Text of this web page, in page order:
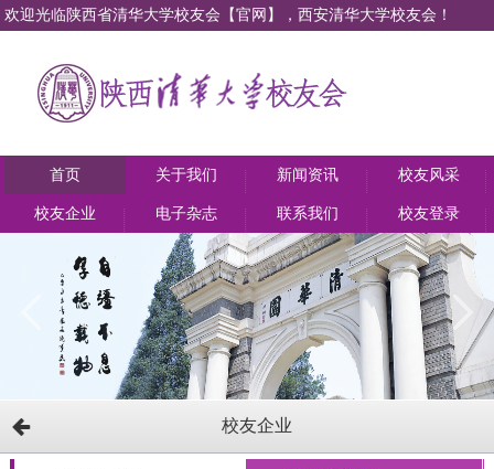
欢迎光临陕西省清华大学校友会【官网】，西安清华大学校友会！
首页 关于我们 新闻资讯 校友风采
校友企业 电子杂志 联系我们 校友登录
校友企业